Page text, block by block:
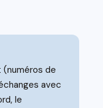
de
avec
le